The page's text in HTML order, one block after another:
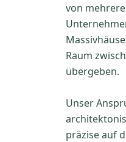
von
Raum
übergeben.
Unser
präzise auf